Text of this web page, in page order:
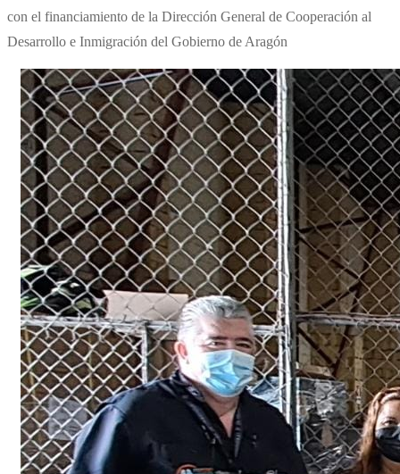
con el financiamiento de la Dirección General de Cooperación al
Desarrollo e Inmigración del Gobierno de Aragón